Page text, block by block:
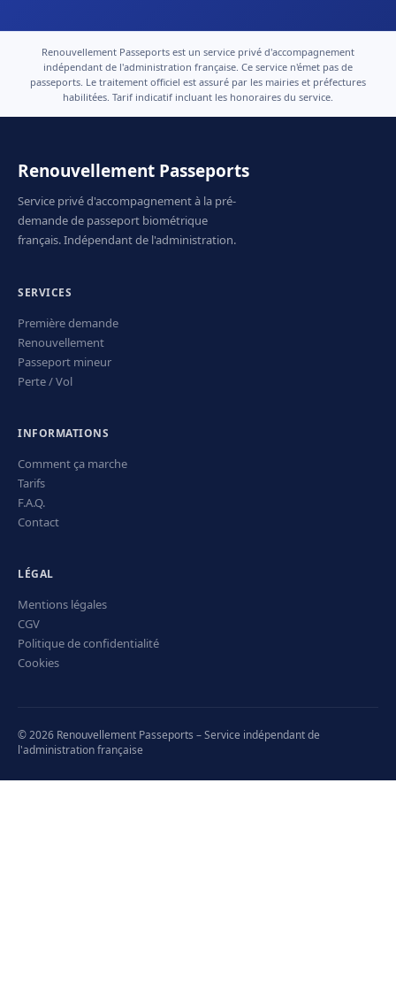
Renouvellement Passeports est un service privé d'accompagnement
indépendant de l'administration française. Ce service n'émet pas de
passeports. Le traitement officiel est assuré par les mairies et préfectures
habilitées. Tarif indicatif incluant les honoraires du service.
Renouvellement Passeports
Service privé d'accompagnement à la pré-
demande de passeport biométrique
français. Indépendant de l'administration.
SERVICES
Première demande
Renouvellement
Passeport mineur
Perte / Vol
INFORMATIONS
Comment ça marche
Tarifs
F.A.Q.
Contact
LÉGAL
Mentions légales
CGV
Politique de confidentialité
Cookies
© 2026 Renouvellement Passeports – Service indépendant de
l'administration française